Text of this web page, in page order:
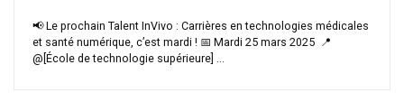
📢 Le prochain Talent InVivo : Carrières en technologies médicales
et santé numérique, c’est mardi ! 📅 Mardi 25 mars 2025 📍
@[École de technologie supérieure] ...